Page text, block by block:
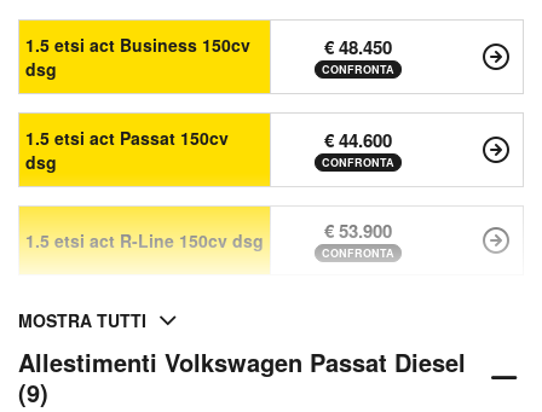
1.5 etsi act Business 150cv
dsg
€ 48.450
CONFRONTA
1.5 etsi act Passat 150cv
dsg
€ 44.600
CONFRONTA
1.5 etsi act R-Line 150cv dsg € 53.900
CONFRONTA
MOSTRA TUTTI
Allestimenti Volkswagen Passat Diesel
(9)